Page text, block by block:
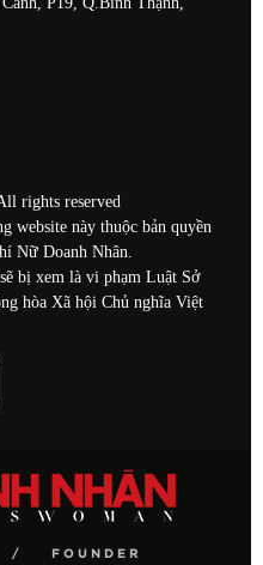
rights reserved
website này thuộc bản quyền
Nữ Doanh Nhân.
bị xem là vi phạm Luật Sở
hòa Xã hội Chủ nghĩa Việt
FOUNDER